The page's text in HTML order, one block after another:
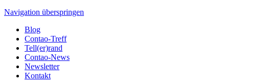
Navigation überspringen
Blog
Contao-Treff
Tell(er)rand
Contao-News
Newsletter
Kontakt